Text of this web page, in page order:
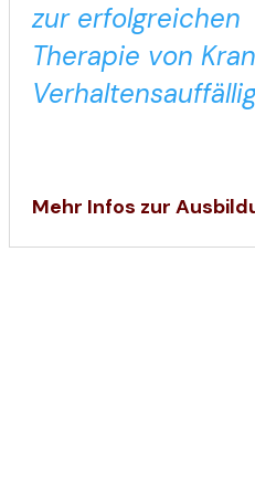
zur erfolgreichen
Therapie von
Mehr Infos zur